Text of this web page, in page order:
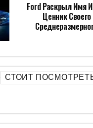
Ford Раскрыл Имя
Ценник Своего
СТОИТ